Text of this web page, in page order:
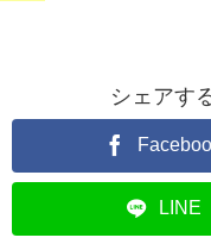
シェアす
LINE